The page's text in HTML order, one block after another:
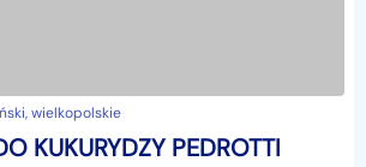
wielkopolskie
KUKURYDZY PEDROTTI